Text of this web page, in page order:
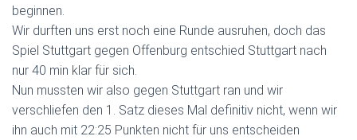
beginnen.
Wir durften uns erst noch eine Runde ausruhen, doch das
Spiel Stuttgart gegen Offenburg entschied Stuttgart nach
nur 40 min klar für sich.
Nun mussten wir also gegen Stuttgart ran und wir
verschliefen den 1. Satz dieses Mal definitiv nicht, wenn wir
ihn auch mit 22:25 Punkten nicht für uns entscheiden